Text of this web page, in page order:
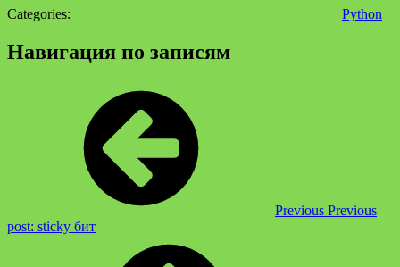
Categories: Python
Навигация по записям
Previous Previous
post: sticky бит